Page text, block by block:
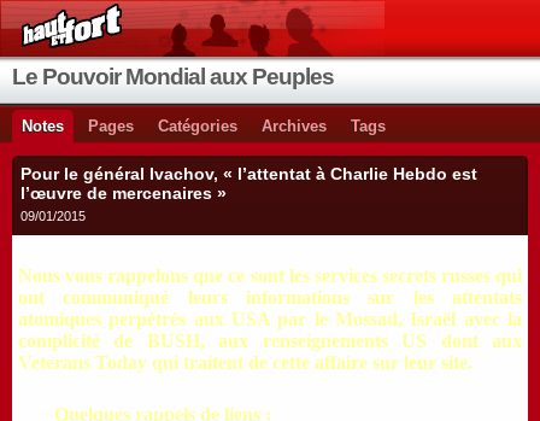
Le Pouvoir Mondial aux Peuples
Notes Pages Catégories Archives Tags
Pour le général Ivachov, « l’attentat à Charlie Hebdo est
l’œuvre de mercenaires »
09/01/2015
Nous vous rappelons que ce sont les services secrets russes qui
ont communiqué leurs informations sur les attentats
atomiques perpétrés aux USA par le Mossad, Israël avec la
complicité de BUSH, aux renseignements US dont aux
Veterans Today qui traitent de cette affaire sur leur site.
Quelques rappels de liens :